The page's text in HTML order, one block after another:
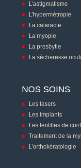
L’astigmatisme
L’hypermétropie
La cataracte
La myopie
La presbytie
La sècheresse
NOS SOINS
Les lasers
Les implants
Les lentilles de
Traitement de la
L’orthokératologie